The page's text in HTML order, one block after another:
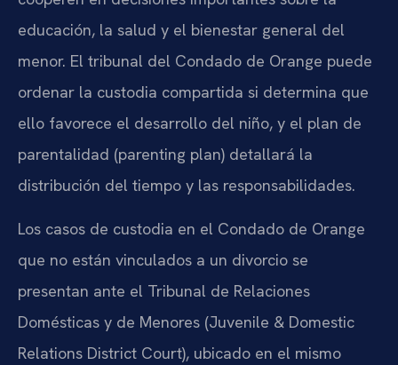
educación, la salud y el bienestar general del
menor. El tribunal del Condado de Orange puede
ordenar la custodia compartida si determina que
ello favorece el desarrollo del niño, y el plan de
parentalidad (parenting plan) detallará la
distribución del tiempo y las responsabilidades.
Los casos de custodia en el Condado de Orange
que no están vinculados a un divorcio se
presentan ante el Tribunal de Relaciones
Domésticas y de Menores (Juvenile & Domestic
Relations District Court), ubicado en el mismo